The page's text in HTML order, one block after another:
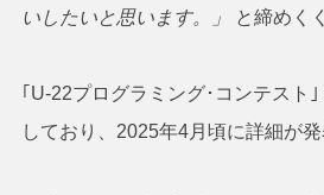
いしたいと思います。」
と締めく
｢U-22プログラミング･コンテスト
しており、2025年4月頃に詳細が発